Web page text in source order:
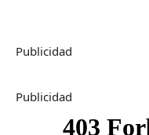
Publicidad
Publicidad